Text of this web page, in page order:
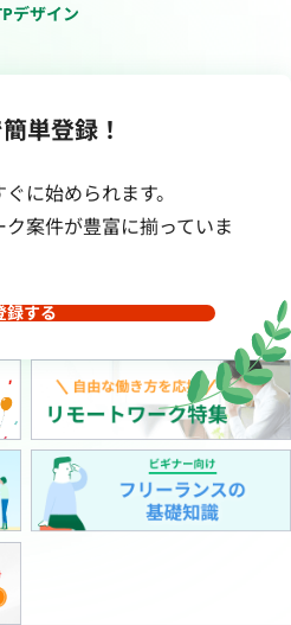
デザイン
単登録！
に始められます。
案件が豊富に揃っていま
録する